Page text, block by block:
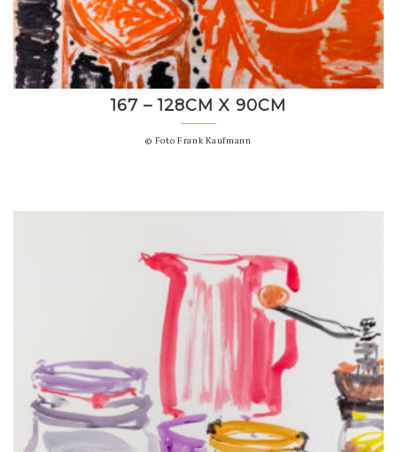
167 – 128CM X 90CM
© Foto Frank Kaufmann